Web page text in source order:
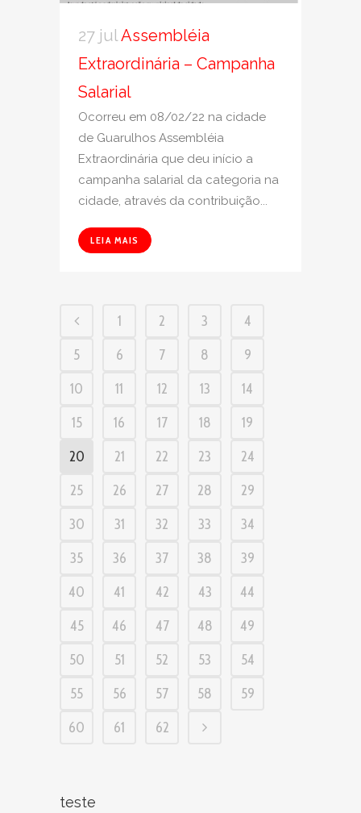
27 julAssembléia
Extraordinária – Campanha
Salarial
Ocorreu em 08/02/22 na cidade
de Guarulhos Assembléia
Extraordinária que deu início a
campanha salarial da categoria na
cidade, através da contribuição...
LEIA MAIS
1 2 3
4
5
6 7 8
9
10
11 12 13
14
15
16 17 18
19
20
21 22 23
24
25
26 27 28
29
30
31 32 33
34
35
36 37 38
39
40
41 42 43
44
45
46 47 48
49
50
51 52 53
54
55
56 57 58
59
60
61 62
teste